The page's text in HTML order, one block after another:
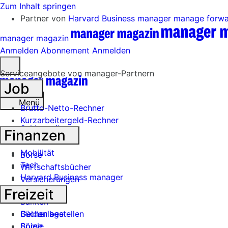
Zum Inhalt springen
Partner von Harvard Business manager manage
manager magazin
Anmelden Abonnement Anmelden
öffnen
Menü
Schlagzeilen
Mobilität
Tech
Harvard Business manager
Handel
Banken
Geldanlage
Börse
Serviceangebote von manager-Partnern
Job
Brutto-Netto-Rechner
Kurzarbeitergeld-Rechner
Finanzen
Börse
Wirtschaftsbücher
Versicherungen
Freizeit
Bücher bestellen
Spiele